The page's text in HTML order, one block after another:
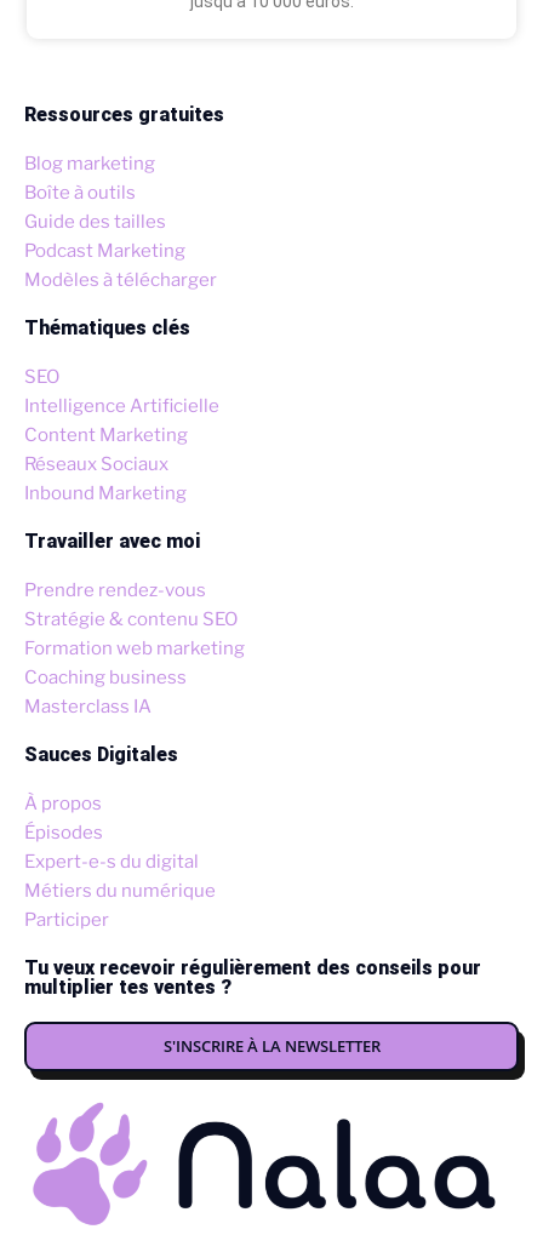
Ressources gratuites
Blog marketing
Boîte à outils
Guide des tailles
Podcast Marketing
Modèles à télécharger
Thématiques clés
SEO
Intelligence Artificielle
Content Marketing
Réseaux Sociaux
Inbound Marketing
Travailler avec moi
Prendre rendez-vous
Stratégie & contenu SEO
Formation web marketing
Coaching business
Masterclass IA
Sauces Digitales
À propos
Épisodes
Expert-e-s du digital
Métiers du numérique
Participer
Tu veux recevoir régulièrement des conseils pour
multiplier tes ventes ?
S'INSCRIRE À LA NEWSLETTER